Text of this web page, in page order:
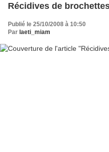
Récidives de
Publié le 25/10/2008 à 10:50
Par laeti_miam